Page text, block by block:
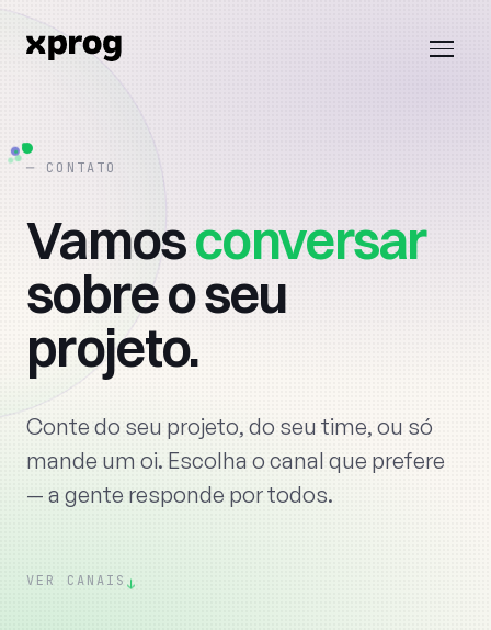
CONTATO
Vamosconversar
sobreoseu
projeto.
Conte do seu projeto, do seu time, ou só
mande um oi. Escolha o canal que prefere
— a gente responde por todos.
VER CANAIS ↓